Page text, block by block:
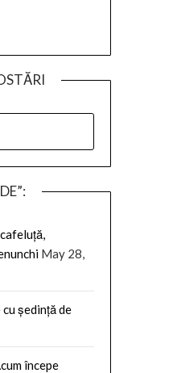
May 28,
ședință de
începe